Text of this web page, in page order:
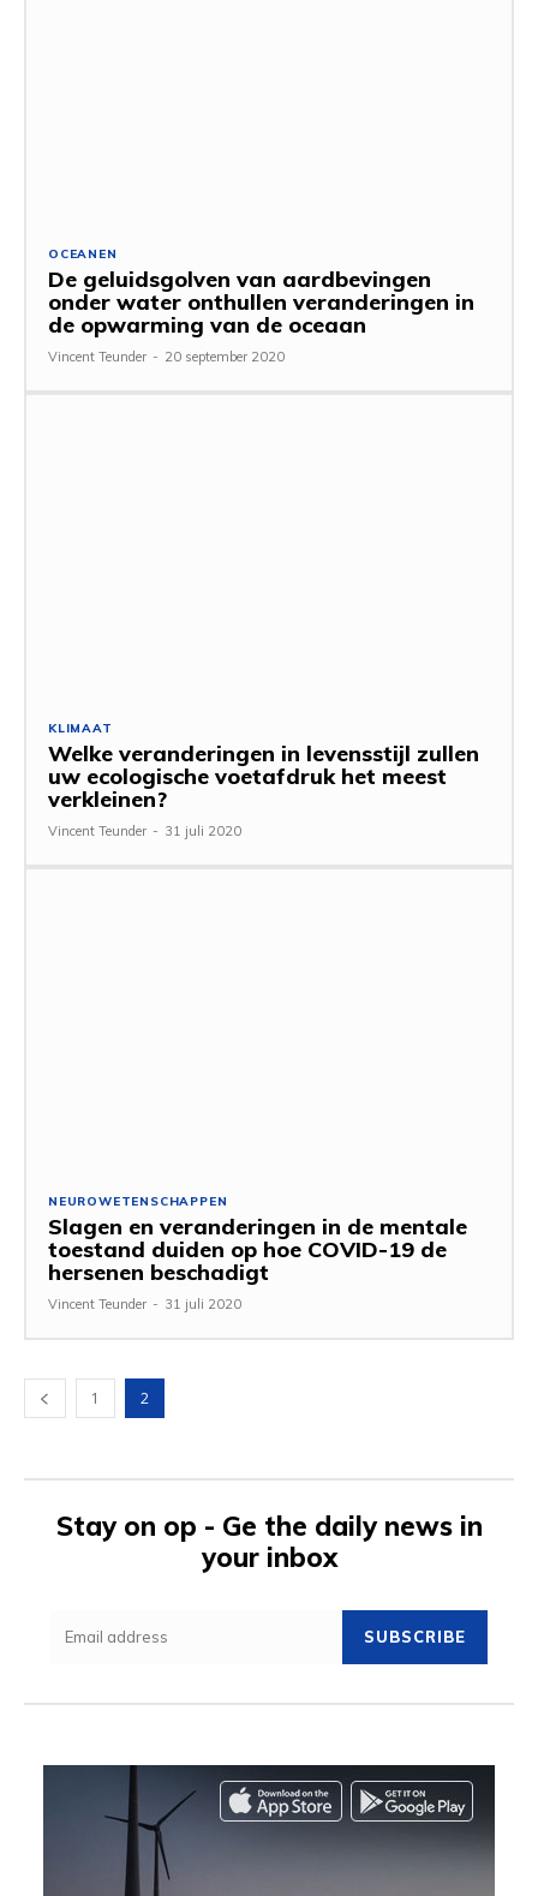
OCEANEN
De geluidsgolven van aardbevingen
onder water onthullen veranderingen in
de opwarming van de oceaan
Vincent Teunder - 20 september 2020
KLIMAAT
Welke veranderingen in levensstijl zullen
uw ecologische voetafdruk het meest
verkleinen?
Vincent Teunder - 31 juli 2020
NEUROWETENSCHAPPEN
Slagen en veranderingen in de mentale
toestand duiden op hoe COVID-19 de
hersenen beschadigt
Vincent Teunder - 31 juli 2020
1 2
Stay on op - Ge the daily news in
your inbox
SUBSCRIBE